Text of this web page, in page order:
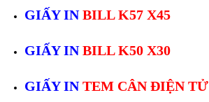
GIẤY INBILL K57 X45
GIẤY INBILL K50 X30
GIẤY INTEM CÂN ĐIỆN TỬ